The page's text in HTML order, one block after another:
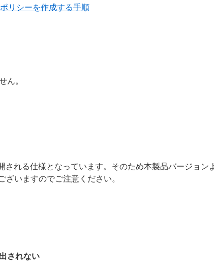
リシーを作成する手順
ん。
れる仕様となっています。そのため本製品バージョン
いますのでご注意ください。
されない